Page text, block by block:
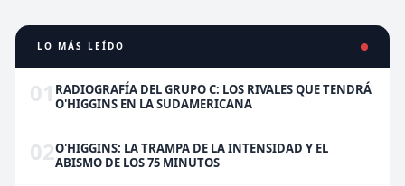
LO MÁS LEÍDO
01 RADIOGRAFÍA DEL GRUPO C: LOS RIVALES QUE TENDRÁ
O'HIGGINS EN LA SUDAMERICANA
02O'HIGGINS: LA TRAMPA DE LA INTENSIDAD Y EL
ABISMO DE LOS 75 MINUTOS